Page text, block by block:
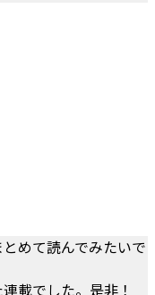
めて読んでみたいで
載でした。是非！